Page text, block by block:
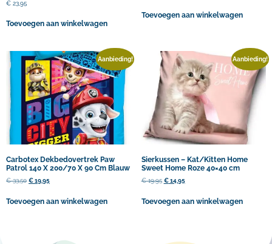
€ 23,95
Toevoegen aan winkelwagen
Toevoegen aan winkelwagen
Aanbieding!
Carbotex Dekbedovertrek Paw
Patrol 140 X 200/70 X 90 Cm Blauw
€33,50 €19,95
Toevoegen aan winkelwagen
Aanbieding!
Sierkussen – Kat/Kitten Home
Sweet Home Roze 40×40 cm
€19,95 €14,95
Toevoegen aan winkelwagen